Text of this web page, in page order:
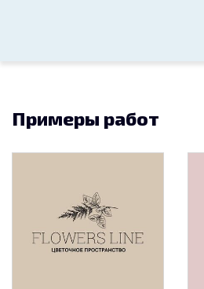
Примеры работ